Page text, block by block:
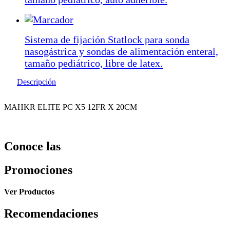
Sistema de fijación Statlock para sonda
nasogástrica y sondas de alimentación enteral,
tamaño pediátrico, libre de latex.
Descripción
MAHKR ELITE PC X5 12FR X 20CM
Conoce las
Promociones
Ver Productos
Recomendaciones